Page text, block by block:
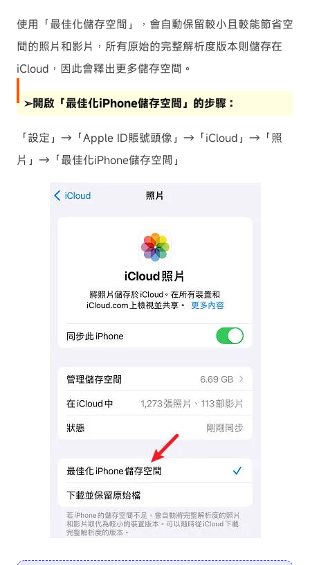
使用「最佳化儲存空間」，會自動保留較小且較能節省空
間的照片和影片，所有原始的完整解析度版本則儲存在
iCloud，因此會釋出更多儲存空間。
➢開啟「最佳化iPhone儲存空間」的步驟：
「設定」→「Apple ID賬號頭像」→「iCloud」→「照
片」→「最佳化iPhone儲存空間」